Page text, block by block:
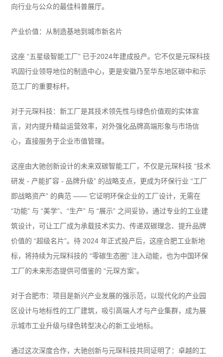
向行业与公众的最佳科普展厅。
产业价值：从制造基地到城市新名片
这座 “五星级智能工厂” 已于2024年建成投产。它不仅是元琛科技
巩固行业领导地位的制造中心，更是安徽乃至华东地区碳中和示
范工厂的重要标杆。
对于元琛科技：新工厂是其技术领先性与绿色价值观的实体宣
言，对内提升精益运营效率，对外强化品牌高端形象与市场信
心，直接服务于企业市值管理。
这座由大驰创新设计的未来双碳智能工厂，不仅是元琛科技 “技术
研发 - 产能扩容 - 品牌升级” 的战略支点，更成为环保行业 “工厂
即战略资产” 的典范 —— 它证明环保企业的工厂设计，无需在
“功能” 与 “美学”、“生产” 与 “展示” 之间妥协，通过专业的工业建
筑设计，可让工厂成为承载技术实力、传递双碳理念、提升品牌
价值的 “超级名片”。待 2024 年正式投产后，这座合肥工业新地
标，将持续为元琛科技的 “零碳生态圈” 注入动能，也为中国环保
工厂的未来形态提供可借鉴的 “元琛方案”。
对于合肥市：项目是新兴产业发展的强示范，以现代化的产业园
区设计与地标性的工厂建筑，吸引高端人才与产业集群，成为展
示城市工业升级与绿色转型决心的新工业地标。
通过这次深度合作，大驰创新与元琛科技共同证明了：卓越的工